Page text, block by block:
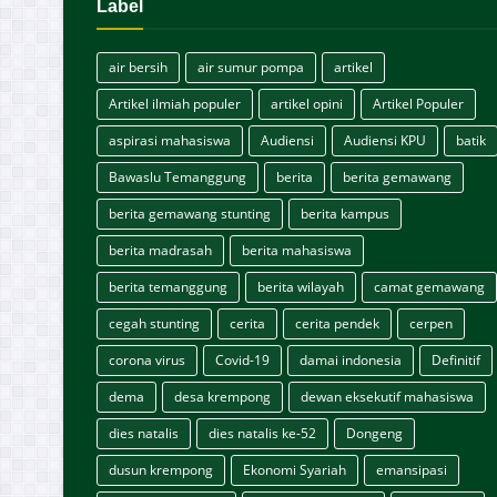
Label
air bersih air sumur pompa
artikel
Artikel ilmiah populer
artikel opini
Artikel Populer
aspirasi mahasiswa
Audiensi Audiensi KPU
batik
Bawaslu Temanggung
berita
berita gemawang
berita gemawang stunting
berita kampus
berita madrasah
berita mahasiswa
berita temanggung
berita wilayah
camat gemawang
cegah stunting
cerita cerita pendek
cerpen
corona virus
Covid-19 damai indonesia
Definitif
dema
desa krempong
dewan eksekutif mahasiswa
dies natalis
dies natalis ke-52
Dongeng
dusun krempong
Ekonomi Syariah emansipasi